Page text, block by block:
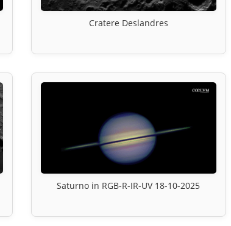
Cratere Deslandres
Saturno in RGB-R-IR-UV 18-10-2025